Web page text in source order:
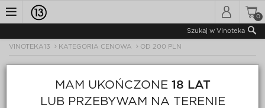
Toggle
0
Szukaj w Vinoteka
VINOTEKA13 KATEGORIA CENOWA OD 200 PLN
MAM UKOŃCZONE 18 LAT
LUB PRZEBYWAM NA TERENIE